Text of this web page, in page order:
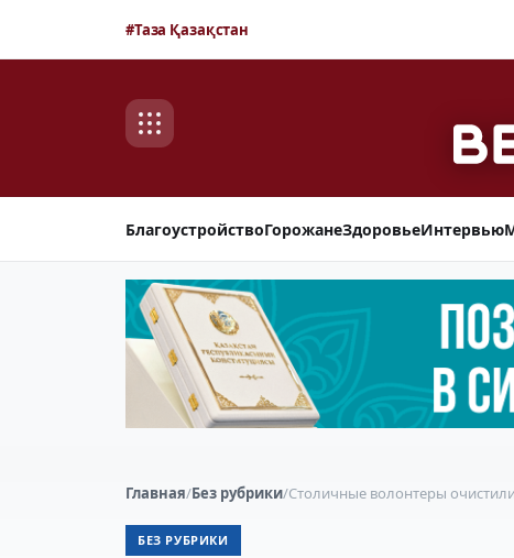
#Таза Қазақстан
БлагоустройствоГорожанеЗдоровьеИнтервью
Главная/Без рубрики/Столичные волонтеры
БЕЗ РУБРИКИ